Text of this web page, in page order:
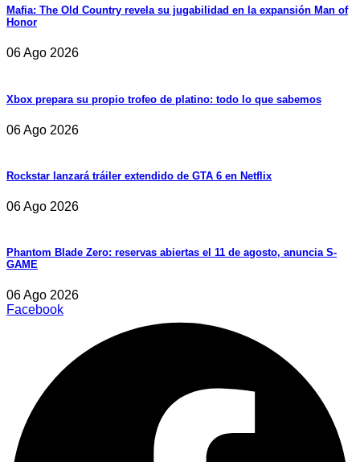
Mafia: The Old Country revela su jugabilidad en la expansión Man of
Honor
06 Ago 2026
Xbox prepara su propio trofeo de platino: todo lo que sabemos
06 Ago 2026
Rockstar lanzará tráiler extendido de GTA 6 en Netflix
06 Ago 2026
Phantom Blade Zero: reservas abiertas el 11 de agosto, anuncia S-
GAME
06 Ago 2026
Facebook